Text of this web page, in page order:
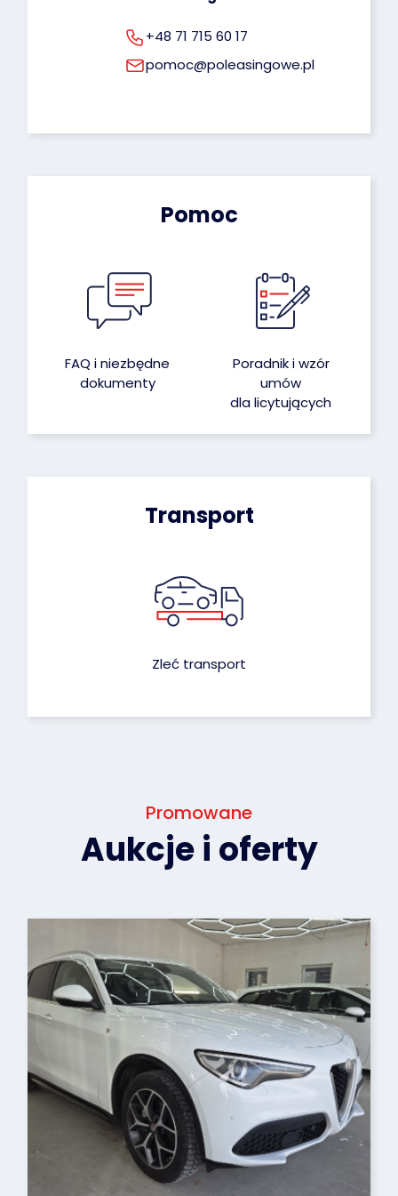
+48 71 715 60 17
pomoc@poleasingowe.pl
Pomoc
FAQ i niezbędne
dokumenty
Poradnik i wzór
umów
dla licytujących
Transport
Zleć transport
Promowane
Aukcje i oferty